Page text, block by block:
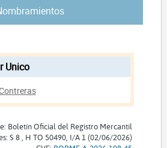
Unico
Boletín Oficial del Registro Mercantil
S 8 , H TO 50490, I/A 1 (02/06/2026)